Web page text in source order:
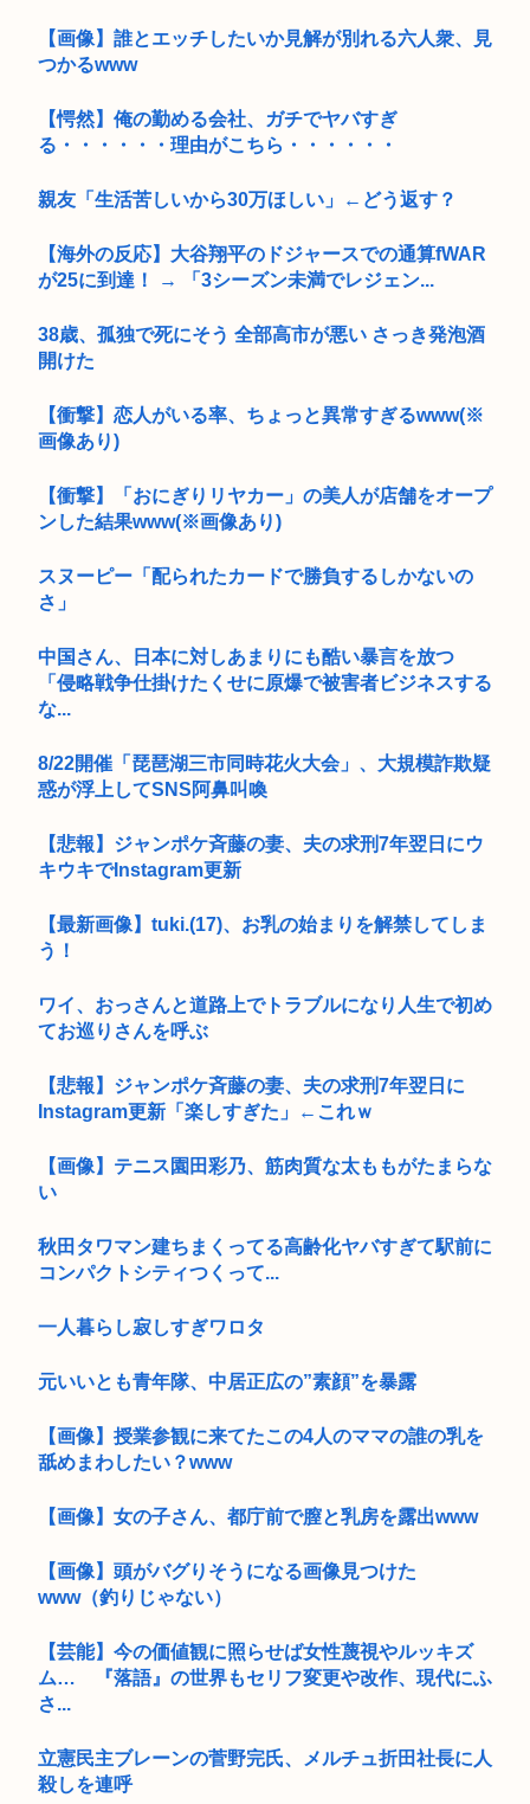
【画像】誰とエッチしたいか見解が別れる六人衆、見
つかるwww
【愕然】俺の勤める会社、ガチでヤバすぎ
る・・・・・・理由がこちら・・・・・・
親友「生活苦しいから30万ほしい」←どう返す？
【海外の反応】大谷翔平のドジャースでの通算fWAR
が25に到達！ → 「3シーズン未満でレジェン...
38歳、孤独で死にそう 全部高市が悪い さっき発泡酒
開けた
【衝撃】恋人がいる率、ちょっと異常すぎるwww(※
画像あり)
【衝撃】「おにぎりリヤカー」の美人が店舗をオープ
ンした結果www(※画像あり)
スヌーピー「配られたカードで勝負するしかないの
さ」
中国さん、日本に対しあまりにも酷い暴言を放つ
「侵略戦争仕掛けたくせに原爆で被害者ビジネスする
な...
8/22開催「琵琶湖三市同時花火大会」、大規模詐欺疑
惑が浮上してSNS阿鼻叫喚
【悲報】ジャンポケ斉藤の妻、夫の求刑7年翌日にウ
キウキでInstagram更新
【最新画像】tuki.(17)、お乳の始まりを解禁してしま
う！
ワイ、おっさんと道路上でトラブルになり人生で初め
てお巡りさんを呼ぶ
【悲報】ジャンポケ斉藤の妻、夫の求刑7年翌日に
Instagram更新「楽しすぎた」←これｗ
【画像】テニス園田彩乃、筋肉質な太ももがたまらな
い
秋田タワマン建ちまくってる高齢化ヤバすぎて駅前に
コンパクトシティつくって...
一人暮らし寂しすぎワロタ
元いいとも青年隊、中居正広の”素顔”を暴露
【画像】授業参観に来てたこの4人のママの誰の乳を
舐めまわしたい？www
【画像】女の子さん、都庁前で膣と乳房を露出www
【画像】頭がバグりそうになる画像見つけた
www（釣りじゃない）
【芸能】今の価値観に照らせば女性蔑視やルッキズ
ム… 『落語』の世界もセリフ変更や改作、現代にふ
さ...
立憲民主ブレーンの菅野完氏、メルチュ折田社長に人
殺しを連呼